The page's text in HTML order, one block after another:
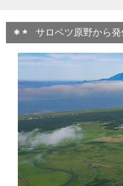
サロベツ原野から発